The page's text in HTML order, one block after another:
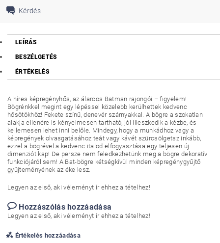
Kérdés
LEÍRÁS
BESZÉLGETÉS
ÉRTÉKELÉS
A híres képregényhős, az álarcos Batman rajongói – figyelem!
Bögrénkkel megint egy lépéssel közelebb kerülhettek kedvenc
hősötökhöz! Fekete színű, denevér szárnyakkal. A bögre a szokatlan
alakja ellenére is kényelmesen tartható, jól illeszkedik a kézbe, és
kellemesen lehet inni belőle. Mindegy, hogy a munkádhoz vagy a
képregények olvasgatásához teát vagy kávét szürcsölgetsz inkább,
ezzel a bögrével a kedvenc italod elfogyasztása egy teljesen új
dimenziót kap! De persze nem feledkezhetünk meg a bögre dekoratív
funkciójáról sem! A Bat-bögre kétségkívül minden képregénygyűjtő
gyűjteményének az éke lesz.
Legyen az első, aki véleményt ír ehhez a tételhez!
Hozzászólás hozzáadása
Legyen az első, aki véleményt ír ehhez a tételhez!
Értékelés hozzáadása